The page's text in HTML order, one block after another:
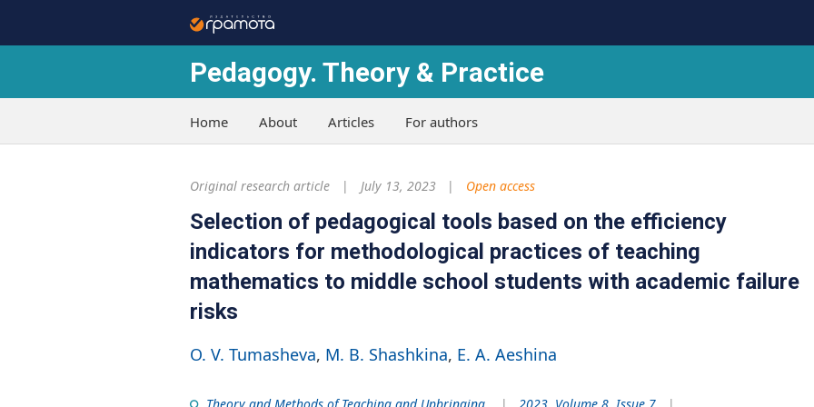
Pedagogy. Theory & Practice
Home About Articles For authors
Original research article July 13, 2023 Open access
Selection of pedagogical tools based on the efficiency
indicators for methodological practices of teaching
mathematics to middle school students with academic failure
risks
O. V. Tumasheva M. B. Shashkina E. A. Aeshina